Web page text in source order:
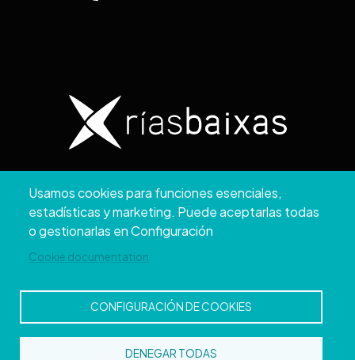
Usamos cookies para funciones esenciales,
estadísticas y marketing. Puede aceptarlas todas
o gestionarlas en Configuración
Cookie documentation
CONFIGURACIÓN DE COOKIES
DENEGAR TODAS
Reservados todos los derechos
Aviso
Accesibilidad Protección de